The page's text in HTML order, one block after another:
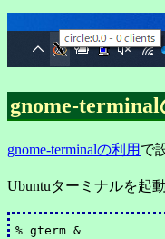
gnome-
gnome-terminalの利用 で
Ubuntuターミナルを起